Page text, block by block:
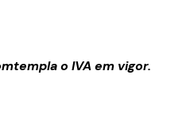
o IVA em vigor.